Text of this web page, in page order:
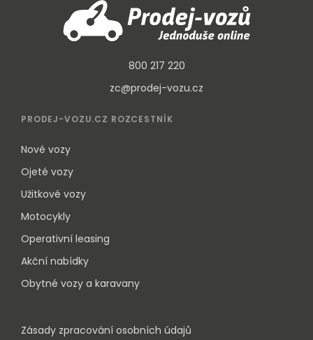
800 217 220
zc@prodej-vozu.cz
PRODEJ-VOZU.CZ ROZCESTNÍK
Nové vozy
Ojeté vozy
Užitkové vozy
Motocykly
Operativní leasing
Akční nabídky
Obytné vozy a karavany
Zásady zpracování osobních údajů